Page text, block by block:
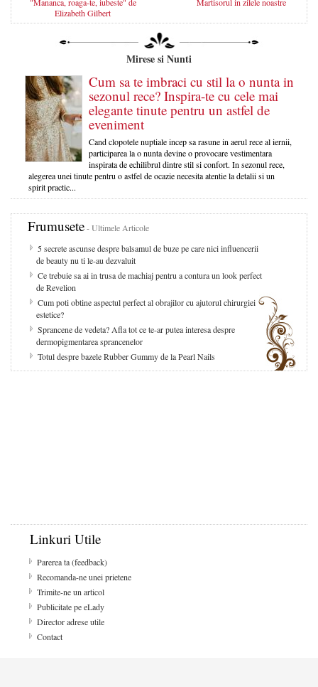
Elizabeth Gilbert
Mirese si Nunti
Cum sa te imbraci cu stil la o nunta in
sezonul rece? Inspira-te cu cele mai
elegante tinute pentru un astfel de
eveniment
Cand clopotele nuptiale incep sa rasune in aerul rece al iernii,
participarea la o nunta devine o provocare vestimentara
inspirata de echilibrul dintre stil si confort. In sezonul rece,
alegerea unei tinute pentru o astfel de ocazie necesita atentie la detalii si un
spirit practic...
Frumusete- Ultimele Articole
5 secrete ascunse despre balsamul de buze pe care nici influencerii
de beauty nu ti le-au dezvaluit
Ce trebuie sa ai in trusa de machiaj pentru a contura un look perfect
de Revelion
Cum poti obtine aspectul perfect al obrajilor cu ajutorul chirurgiei
estetice?
Sprancene de vedeta? Afla tot ce te-ar putea interesa despre
dermopigmentarea sprancenelor
Totul despre bazele Rubber Gummy de la Pearl Nails
Linkuri Utile
Parerea ta (feedback)
Recomanda-ne unei prietene
Trimite-ne un articol
Publicitate pe eLady
Director adrese utile
Contact